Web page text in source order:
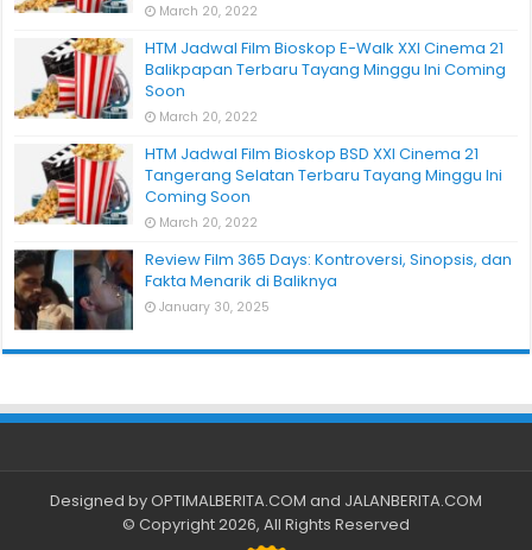
March 20, 2022
HTM Jadwal Film Bioskop E-Walk XXI Cinema 21
Balikpapan Terbaru Tayang Minggu Ini Coming
Soon
March 20, 2022
HTM Jadwal Film Bioskop BSD XXI Cinema 21
Tangerang Selatan Terbaru Tayang Minggu Ini
Coming Soon
March 20, 2022
Review Film 365 Days: Kontroversi, Sinopsis, dan
Fakta Menarik di Baliknya
January 30, 2025
Designed byOPTIMALBERITA.COM and JALANBERITA.COM
© Copyright 2026, All Rights Reserved